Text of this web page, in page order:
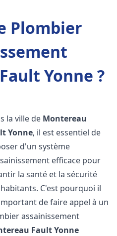
Plombier
Yonne ?
la ville de Montereau
Yonne, il est essentiel de
d'un système
efficace pour
la santé et la sécurité
C'est pourquoi il
de faire appel à un
assainissement
Fault Yonne